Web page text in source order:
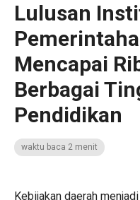
Lulusan
Mencapai
Berbagai
Pendidikan
waktu baca 2 menit
Kebijakan daerah